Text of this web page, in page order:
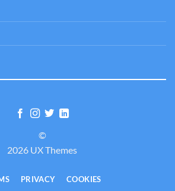
©
2026 UX Themes
PRIVACY COOKIES